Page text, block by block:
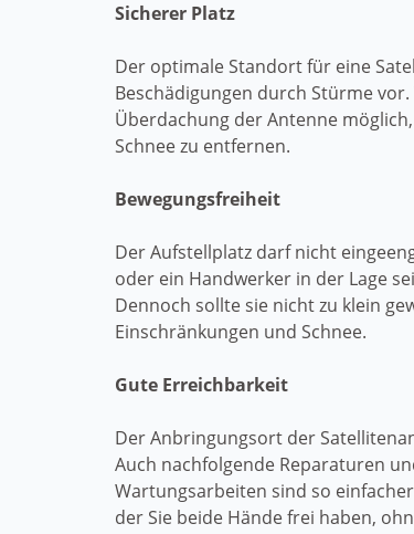
Sicherer Platz
Der optimale Standort für eine
Beschädigungen durch Stürme
Überdachung der Antenne
Schnee zu entfernen.
Bewegungsfreiheit
Der Aufstellplatz darf nicht
oder ein Handwerker in der Lage
Dennoch sollte sie nicht zu klein
Einschränkungen und Schnee.
Gute Erreichbarkeit
Der Anbringungsort der
Auch nachfolgende Reparaturen
Wartungsarbeiten sind so
der Sie beide Hände frei haben,